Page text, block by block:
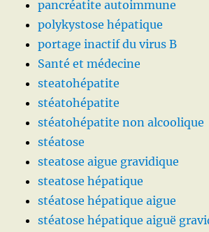
pancréatite autoimmune
polykystose hépatique
portage inactif du virus B
Santé et médecine
steatohépatite
stéatohépatite
stéatohépatite non alcoolique
stéatose
steatose aigue gravidique
steatose hépatique
stéatose hépatique aigue
stéatose hépatique aiguë